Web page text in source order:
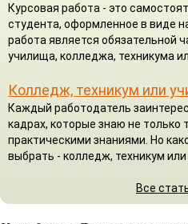
Курсовая работа - это
студента, оформленное в виде
работа является обязательной
училища, колледжа, техникума
Колледж, техникум или
Каждый работодатель
кадрах, которые знаю не только
практическими знаниями. Но
выбрать - колледж, техникум
Все